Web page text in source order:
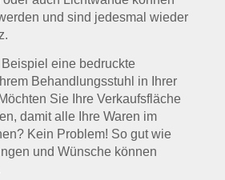
und sind jedesmal wieder
eine bedruckte
Behandlungsstuhl in Ihrer
Sie Ihre Verkaufsfläche
damit alle Ihre Waren im
Kein Problem! So gut wie
und Wünsche können